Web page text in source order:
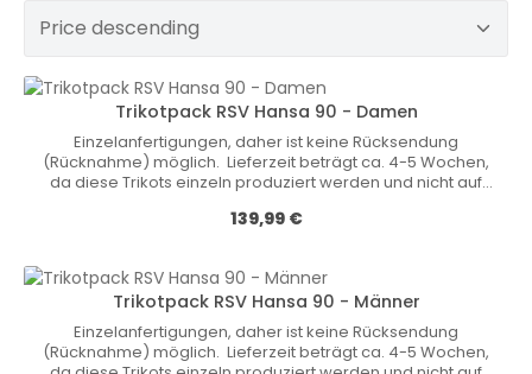
Trikotpack RSV Hansa 90 - Damen
Einzelanfertigungen, daher ist keine Rücksendung
(Rücknahme) möglich. Lieferzeit beträgt ca. 4-5 Wochen,
da diese Trikots einzeln produziert werden und nicht auf
diese Trikots nicht verkaufen. • internationaler Stand
Hochrutschen des Trikots an den Beinen• 70 %
Polyester / 30 % Elastan Größen Kinder: 116 / 128 / 140 / 152 /
164 Größen Herren: XS / S / M / L / XL / XXL / 3XL Größen
Damen: 32 / 34 / 36 / 38 / 40 / 42 / 44
Обычная цена:
139,99 €
Trikotpack RSV Hansa 90 - Männer
Einzelanfertigungen, daher ist keine Rücksendung
(Rücknahme) möglich. Lieferzeit beträgt ca. 4-5 Wochen,